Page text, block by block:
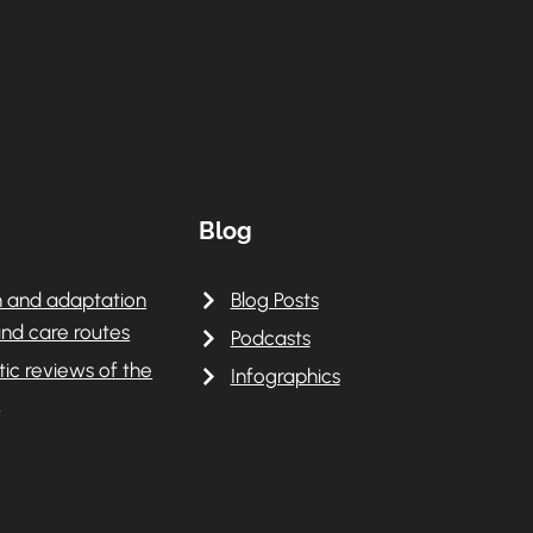
and adaptation
care routes
reviews of the
Blog
Blog Posts
Podcasts
Infographics